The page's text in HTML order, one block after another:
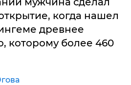
когда нашел
древнее
которому более 460